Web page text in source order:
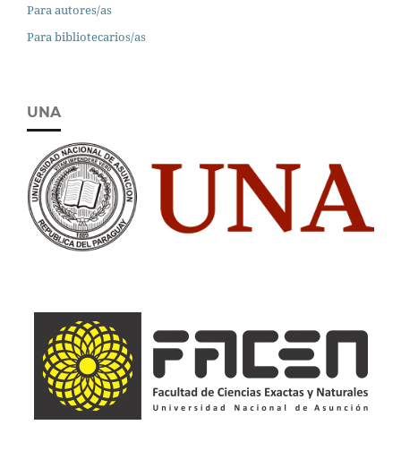
Para autores/as
Para bibliotecarios/as
UNA